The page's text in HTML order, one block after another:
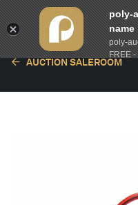
AUCTION SALEROOM
poly-
name
poly-
FREE